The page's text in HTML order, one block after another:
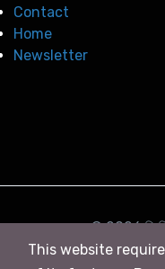
Contact
Home
Newsletter
© 2026সি
This website